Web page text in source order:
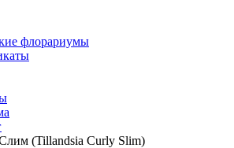
флорариумы
(Tillandsia Сurly Slim)